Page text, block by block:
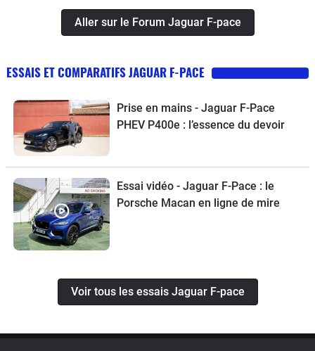
Aller sur le Forum Jaguar F-pace
ESSAIS ET COMPARATIFS JAGUAR F-PACE
Prise en mains - Jaguar F-Pace
PHEV P400e : l’essence du devoir
Essai vidéo - Jaguar F-Pace : le
Porsche Macan en ligne de mire
Voir tous les essais Jaguar F-pace